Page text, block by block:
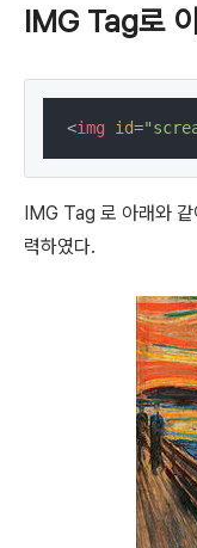
IMG Tag로
<img id=
IMG Tag 로 아래와 같
력하였다.